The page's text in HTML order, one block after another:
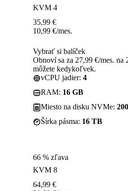
KVM 4
35,99 €
10,99 €/mes.
Vybrať si balíček
Obnoví sa za 27,99 €/mes.
môžete kedykoľvek.
vCPU jadier: 4
RAM: 16 GB
Miesto na disku NVMe:
Šírka pásma: 16 TB
66 % zľava
KVM 8
64,99 €